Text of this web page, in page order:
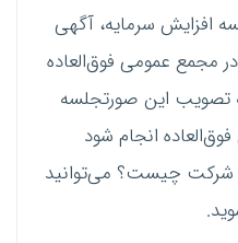
افزایش سرمایه، آگهی
مجمع عمومی فوق‌العاده
این صورتجلسه
انجام شود
شرکت چیست؟ می‌توانید